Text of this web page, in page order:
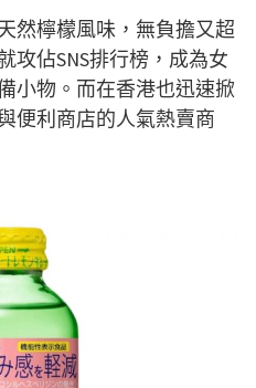
然檸檬風味，無負擔又超
攻佔SNS排行榜，成為女
小物。而在香港也迅速掀
便利商店的人氣熱賣商